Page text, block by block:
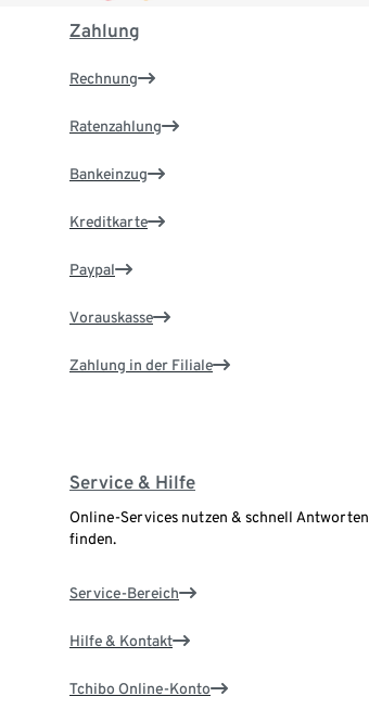
Zahlung
Rechnung
Ratenzahlung
Bankeinzug
Kreditkarte
Paypal
Vorauskasse
Zahlung in der Filiale
Service & Hilfe
Online-Services nutzen & schnell Antworten
finden.
Service-Bereich
Hilfe & Kontakt
Tchibo Online-Konto